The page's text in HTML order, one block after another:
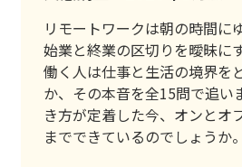
リモートワークは朝の時間に
始業と終業の区切りを曖昧に
働く人は仕事と生活の境界を
か、その本音を全15問で追い
き方が定着した今、オンとオ
までできているのでしょうか。